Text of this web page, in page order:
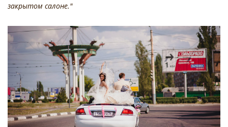
закрытом салоне."